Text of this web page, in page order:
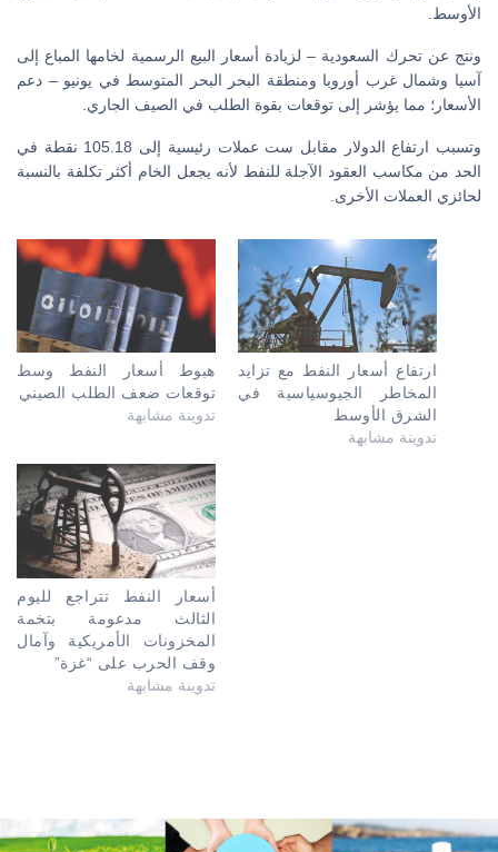
الأوسط.
ونتج عن تحرك السعودية – لزيادة أسعار البيع الرسمية لخامها المباع إلى
آسيا وشمال غرب أوروبا ومنطقة البحر البحر المتوسط في يونيو – دعم
الأسعار؛ مما يؤشر إلى توقعات بقوة الطلب في الصيف الجاري.
وتسبب ارتفاع الدولار مقابل ست عملات رئيسية إلى 105.18 نقطة في
الحد من مكاسب العقود الآجلة للنفط لأنه يجعل الخام أكثر تكلفة بالنسبة
لحائزي العملات الأخرى.
هبوط أسعار النفط وسط
توقعات ضعف الطلب الصيني
تدوينة مشابهة
ارتفاع أسعار النفط مع تزايد
المخاطر الجيوسياسية في
الشرق الأوسط
تدوينة مشابهة
أسعار النفط تتراجع لليوم
الثالث مدعومة بتخمة
المخزونات الأمريكية وآمال
وقف الحرب على “غزة”
تدوينة مشابهة